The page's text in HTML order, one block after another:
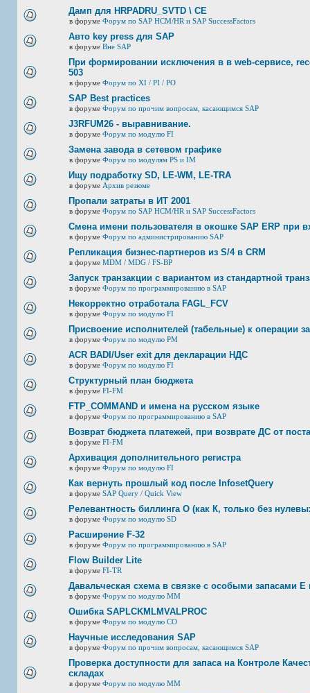
Дамп для HRPADRU_SVTD \ CE
в форуме Форум по SAP HCM/HR и SAP SuccessFactors
Авто key press для SAP
в форуме Вне SAP
При формировании исключения в в web-сервисе,
503
в форуме Форум по XI / PI / РО
SAP Best practices
в форуме Форум по прочим вопросам, касающимся SAP
J3RFUМ26 - выравнивание.
в форуме Форум по модулю FI
Замена завода в сетевом графике
в форуме Форум по модулям PS и IM
Ищу подработку SD, LE-WM, LE-TRA
в форуме Архив резюме
Пропали затраты в ИТ 2001
в форуме Форум по SAP HCM/HR и SAP SuccessFactors
Смена имени пользователя в окошке SAP ERP при
в форуме Форум по администрированию SAP
Репликация бизнес-партнеров из S/4 в CRM
в форуме MDM / MDG / FS-BP
Запуск транзакции с вариантом из стандартной
в форуме Форум по программированию в SAP
Некорректно отработала FAGL_FCV
в форуме Форум по модулю FI
Присвоение исполнителей (табельные) к операции
в форуме Форум по модулю РМ
ACR BADI/User exit для декларации НДС
в форуме Форум по модулю FI
Структурный план бюджета
в форуме FI-FM
FTP_COMMAND и имена на русском языке
в форуме Форум по программированию в SAP
Возврат бюджета платежей, при возврате ДС от
в форуме FI-FM
Архивация дополнительного регистра
в форуме Форум по модулю FI
Как вернуть прошлый код после InfosetQuery
в форуме SAP Query / Quick View
Релевантность биллинга О (как К, только без
в форуме Форум по модулю SD
Расширение F-32
в форуме Форум по программированию в SAP
Flow Builder Lite
в форуме FI-TR
Давальческая схема в связке с особыми запасами E
в форуме Форум по модулю ММ
Ошибка SAPLCKMLMVALPROC
в форуме Форум по модулю СО
Научные исследования SAP
в форуме Форум по прочим вопросам, касающимся SAP
Проверка доступности для запаса на Контроле
складах
в форуме Форум по модулю ММ